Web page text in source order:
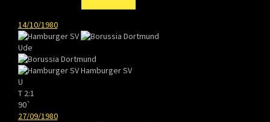
14/10/1980
Ude
Hamburger SV
U
T 2:1
90`
27/09/1980